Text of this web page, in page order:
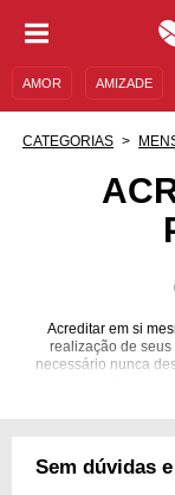
AMOR AMIZADE
MENSAGENS E FRASES
CATEGORIAS
Acreditar em si
realização de
necessário nunca
seu próprio
Sem dúvidas